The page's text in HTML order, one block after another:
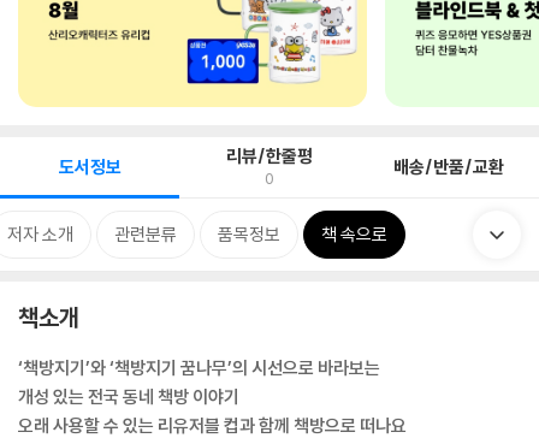
도서정보 리뷰/한줄평
0 배송/반품/교환
저자 소개 관련분류 품목정보 책 속으로
책소개
‘책방지기’와 ‘책방지기 꿈나무’의 시선으로 바라보는
개성 있는 전국 동네 책방 이야기
오래 사용할 수 있는 리유저블 컵과 함께 책방으로 떠나요